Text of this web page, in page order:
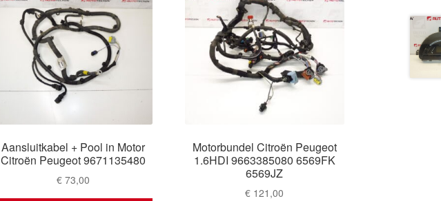
Aansluitkabel + Pool in Motor
Citroën Peugeot 9671135480
€73,00
Motorbundel Citroën Peugeot
1.6HDI 9663385080 6569FK
6569JZ
€ 121,00